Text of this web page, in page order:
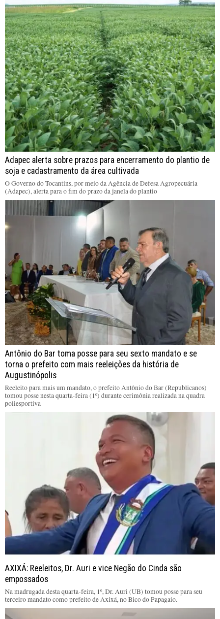
Adapec alerta sobre prazos para encerramento do plantio de
soja e cadastramento da área cultivada
O Governo do Tocantins, por meio da Agência de Defesa Agropecuária
(Adapec), alerta para o fim do prazo da janela do plantio
Antônio do Bar toma posse para seu sexto mandato e se
torna o prefeito com mais reeleições da história de
Augustinópolis
Reeleito para mais um mandato, o prefeito Antônio do Bar (Republicanos)
tomou posse nesta quarta-feira (1º) durante cerimônia realizada na quadra
poliesportiva
AXIXÁ: Reeleitos, Dr. Auri e vice Negão do Cinda são
empossados
Na madrugada desta quarta-feira, 1º, Dr. Auri (UB) tomou posse para seu
terceiro mandato como prefeito de Axixá, no Bico do Papagaio.